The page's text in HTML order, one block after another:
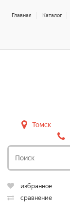
Главная Каталог
Томск
избранное
сравнение